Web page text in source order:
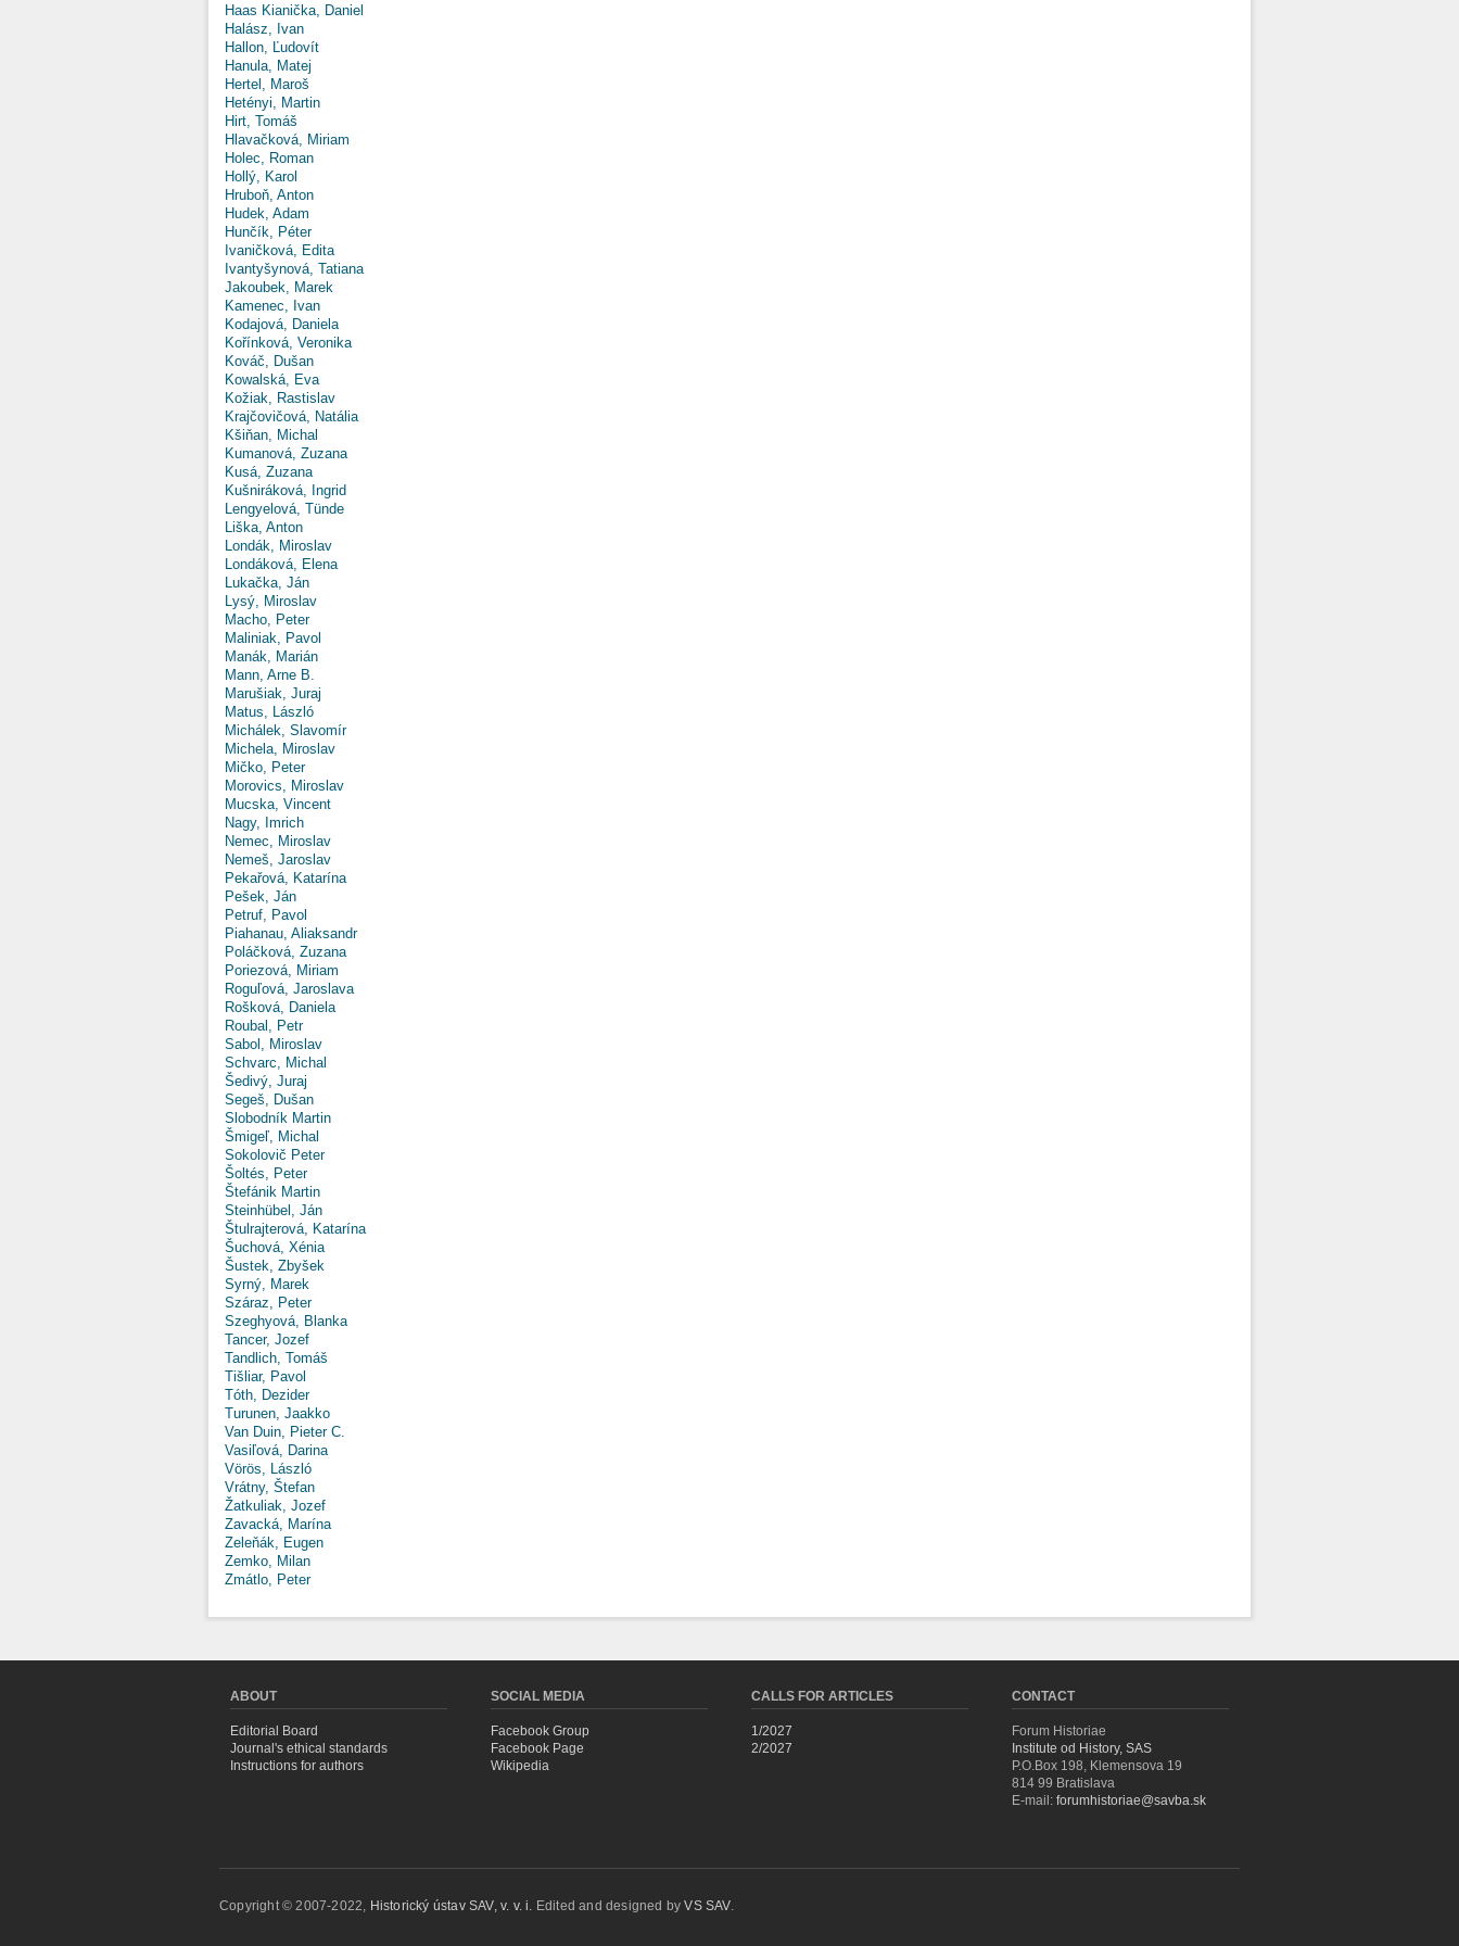
Haas Kianička, Daniel
Halász, Ivan
Hallon, Ľudovít
Hanula, Matej
Hertel, Maroš
Hetényi, Martin
Hirt, Tomáš
Hlavačková, Miriam
Holec, Roman
Hollý, Karol
Hruboň, Anton
Hudek, Adam
Hunčík, Péter
Ivaničková, Edita
Ivantyšynová, Tatiana
Jakoubek, Marek
Kamenec, Ivan
Kodajová, Daniela
Kořínková, Veronika
Kováč, Dušan
Kowalská, Eva
Kožiak, Rastislav
Krajčovičová, Natália
Kšiňan, Michal
Kumanová, Zuzana
Kusá, Zuzana
Kušniráková, Ingrid
Lengyelová, Tünde
Liška, Anton
Londák, Miroslav
Londáková, Elena
Lukačka, Ján
Lysý, Miroslav
Macho, Peter
Maliniak, Pavol
Manák, Marián
Mann, Arne B.
Marušiak, Juraj
Matus, László
Michálek, Slavomír
Michela, Miroslav
Mičko, Peter
Morovics, Miroslav
Mucska, Vincent
Nagy, Imrich
Nemec, Miroslav
Nemeš, Jaroslav
Pekařová, Katarína
Pešek, Ján
Petruf, Pavol
Piahanau, Aliaksandr
Poláčková, Zuzana
Poriezová, Miriam
Roguľová, Jaroslava
Rošková, Daniela
Roubal, Petr
Sabol, Miroslav
Schvarc, Michal
Šedivý, Juraj
Segeš, Dušan
Slobodník Martin
Šmigeľ, Michal
Sokolovič Peter
Šoltés, Peter
Štefánik Martin
Steinhübel, Ján
Štulrajterová, Katarína
Šuchová, Xénia
Šustek, Zbyšek
Syrný, Marek
Száraz, Peter
Szeghyová, Blanka
Tancer, Jozef
Tandlich, Tomáš
Tišliar, Pavol
Tóth, Dezider
Turunen, Jaakko
Van Duin, Pieter C.
Vasiľová, Darina
Vörös, László
Vrátny, Štefan
Žatkuliak, Jozef
Zavacká, Marína
Zeleňák, Eugen
Zemko, Milan
Zmátlo, Peter
ABOUT
Editorial Board
Journal's ethical standards
Instructions for authors
SOCIAL MEDIA
Facebook Group
Facebook Page
Wikipedia
CALLS FOR ARTICLES
1/2027
2/2027
CONTACT
Forum Historiae
Institute od History, SAS
P.O.Box 198, Klemensova 19
814 99 Bratislava
E-mail: forumhistoriae@savba.sk
Copyright © 2007-2022, Historický ústav SAV, v. v. i. Edited and designed byVS SAV.